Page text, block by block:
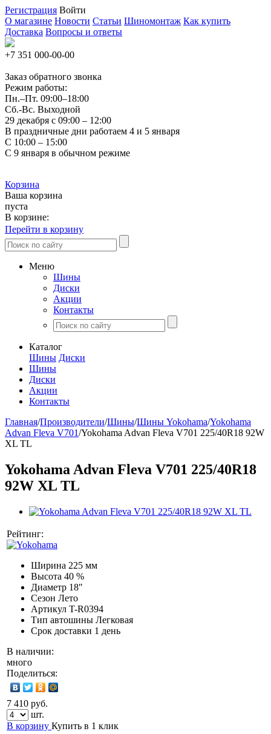
Регистрация Войти
О магазине Новости Статьи Шиномонтаж Как купить
Доставка Вопросы и ответы
+7 351 000-00-00
Заказ обратного звонка
Режим работы:
Пн.–Пт. 09:00–18:00
Сб.-Вс. Выходной
29 декабря с 09:00 – 12:00
В праздничные дни работаем 4 и 5 января
С 10:00 – 15:00
С 9 января в обычном режиме
Корзина
Ваша корзина
пуста
В корзине:
Перейти в корзину
Меню
Шины
Диски
Акции
Контакты
Каталог
Шины Диски
Шины
Диски
Акции
Контакты
Главная/Производители/Шины/Шины Yokohama/Yokohama
Advan Fleva V701/Yokohama Advan Fleva V701 225/40R18 92W
XL TL
Yokohama Advan Fleva V701 225/40R18
92W XL TL
Рейтинг:
Ширина 225 мм
Высота 40 %
Диаметр 18″
Сезон Лето
Артикул T-R0394
Тип автошины Легковая
Срок доставки 1 день
В наличии:
много
Поделиться:
7 410 руб.
шт.
В корзину Купить в 1 клик